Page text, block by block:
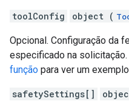
toolConfig object (
Opcional. Configuração da
especificado na
função para ver um
safetySettings[]